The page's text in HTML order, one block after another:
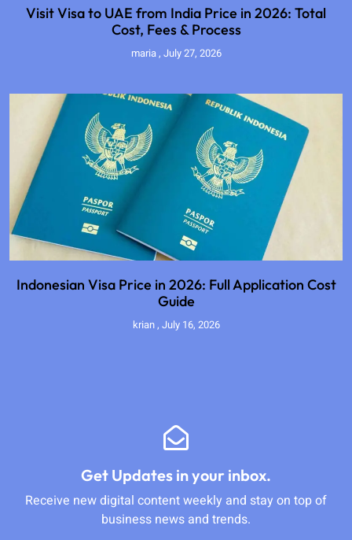
Visit Visa to UAE from India Price in 2026: Total
Cost, Fees & Process
maria July 27, 2026
Indonesian Visa Price in 2026: Full Application Cost
Guide
krian July 16, 2026
Get Updates in your inbox.
Receive new digital content weekly and stay on top of
business news and trends.